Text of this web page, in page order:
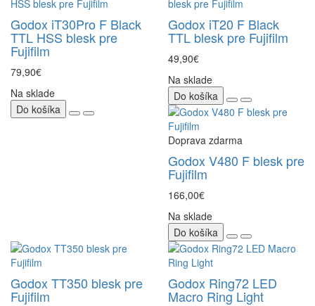
Godox iT30Pro F Black
TTL HSS blesk pre
Fujifilm
79,90€
Na sklade
Do košíka
Godox iT20 F Black
TTL blesk pre Fujifilm
49,90€
Na sklade
Do košíka
Doprava zdarma
Godox V480 F blesk pre
Fujifilm
166,00€
Na sklade
Do košíka
Godox TT350 blesk pre
Fujifilm
Godox Ring72 LED
Macro Ring Light